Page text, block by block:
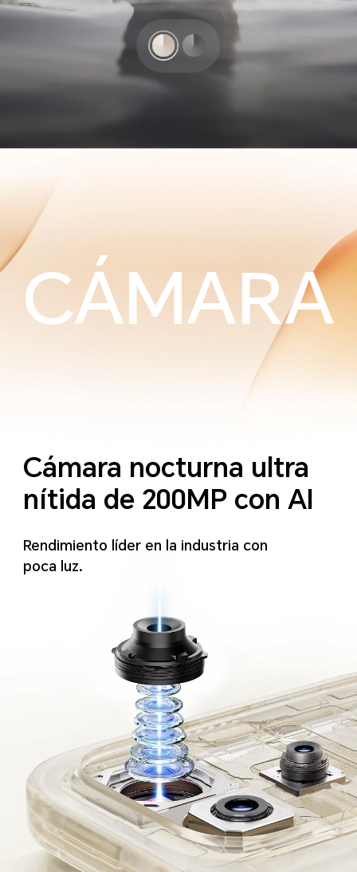
CÁMARA
Cámara nocturna ultra
nítida de 200MP con AI
Rendimiento líder en la industria con
poca luz.